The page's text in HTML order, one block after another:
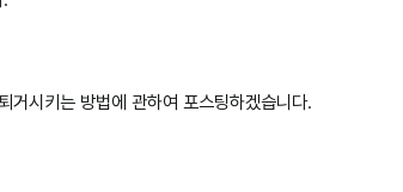
거시키는 방법에 관하여 포스팅하겠습니다.